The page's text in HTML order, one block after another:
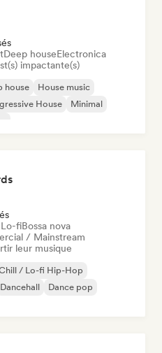
Deep houseElectronica
impactante(s)
house
House music
House
Minimal
fiBossa nova
/ Mainstream
leur musique
/ Lo-fi Hip-Hop
Dancehall
Dance pop